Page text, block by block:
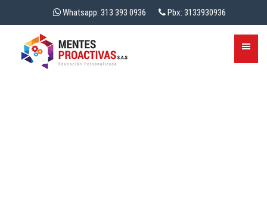
Whatsapp: 313 393 0936 Pbx: 3133930936